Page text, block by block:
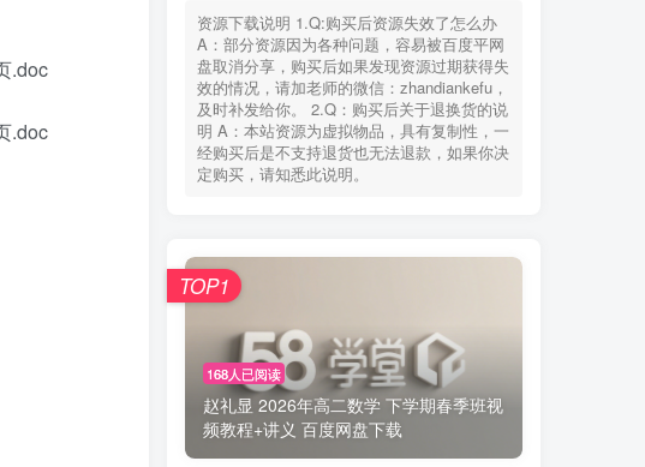
.doc
.doc
资源下载说明 1.Q:购买后资源失效了怎么办
A：部分资源因为各种问题，容易被百度平网
盘取消分享，购买后如果发现资源过期获得失
效的情况，请加老师的微信：zhandiankefu，
及时补发给你。 2.Q：购买后关于退换货的说
明 A：本站资源为虚拟物品，具有复制性，一
经购买后是不支持退货也无法退款，如果你决
定购买，请知悉此说明。
168人已阅读
赵礼显 2026年高二数学 下学期春季班视
频教程+讲义 百度网盘下载
TOP1